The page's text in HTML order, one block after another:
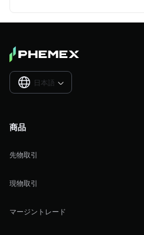
日本語 
商品
先物取引
現物取引
マージントレード